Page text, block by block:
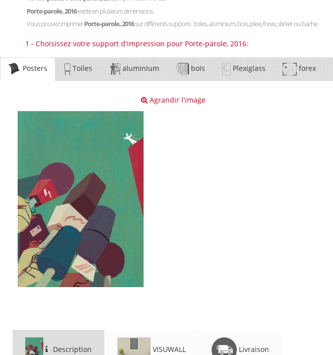
Porte-parole, 2016existe en plusieurs dimensions.
Vous pouvez imprimerPorte-parole, 2016sur différents supports : toiles, aluminium, bois, plexi, forex, sticker ou bache.
1 - Choisissez votre support d'impression pour Porte-parole, 2016:
Posters Toiles aluminium bois Plexiglass forex
Agrandir l'image
Description VISUWALL Livraison